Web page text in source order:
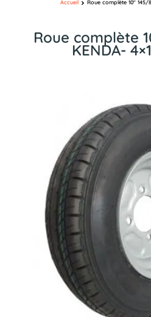
Roue complète
KENDA-
Accueil Roue complète 10″ 145/